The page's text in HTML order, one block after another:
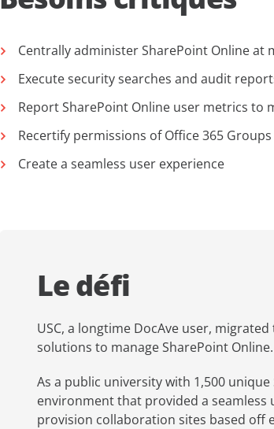
Centrally administer SharePoint Online at
Execute security searches and audit
Report SharePoint Online user metrics to
Recertify permissions of Office 365 Groups
Create a seamless user experience
Le défi
USC, a longtime DocAve user,
solutions to manage SharePoint Online.
As a public university with 1,500
environment that provided a
provision collaboration sites based off